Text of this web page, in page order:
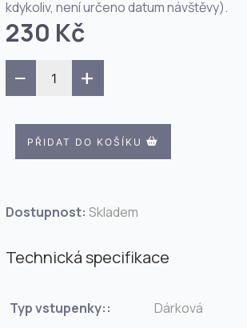
kdykoliv, není určeno datum návštěvy).
230 Kč
−
+
PŘIDAT DO KOŠÍKU
Dostupnost: Skladem
Technická specifikace
Typ vstupenky::
Dárková